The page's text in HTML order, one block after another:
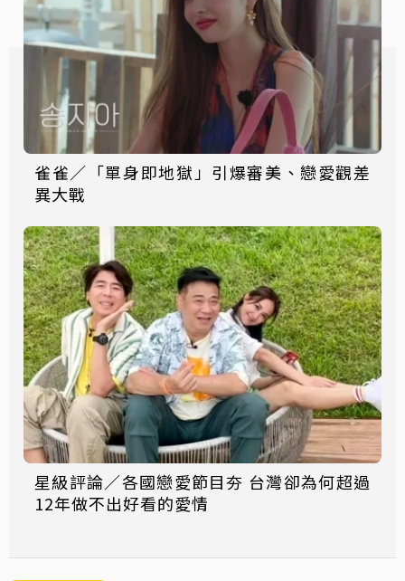
雀雀／「單身即地獄」引爆審美、戀愛觀差
異大戰
星級評論／各國戀愛節目夯 台灣卻為何超過
12年做不出好看的愛情